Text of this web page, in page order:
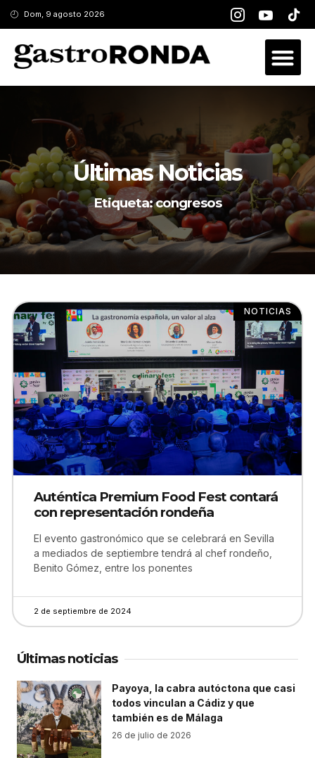
Dom, 9 agosto 2026
Últimas Noticias
Etiqueta: congresos
NOTICIAS
Auténtica Premium Food Fest contará
con representación rondeña
El evento gastronómico que se celebrará en Sevilla
a mediados de septiembre tendrá al chef rondeño,
Benito Gómez, entre los ponentes
2 de septiembre de 2024
Últimas noticias
Payoya, la cabra autóctona que casi
todos vinculan a Cádiz y que
también es de Málaga
26 de julio de 2026